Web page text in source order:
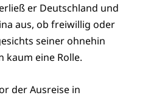
er Deutschland und
aus, ob freiwillig oder
seiner ohnehin
kaum eine Rolle.
der Ausreise in